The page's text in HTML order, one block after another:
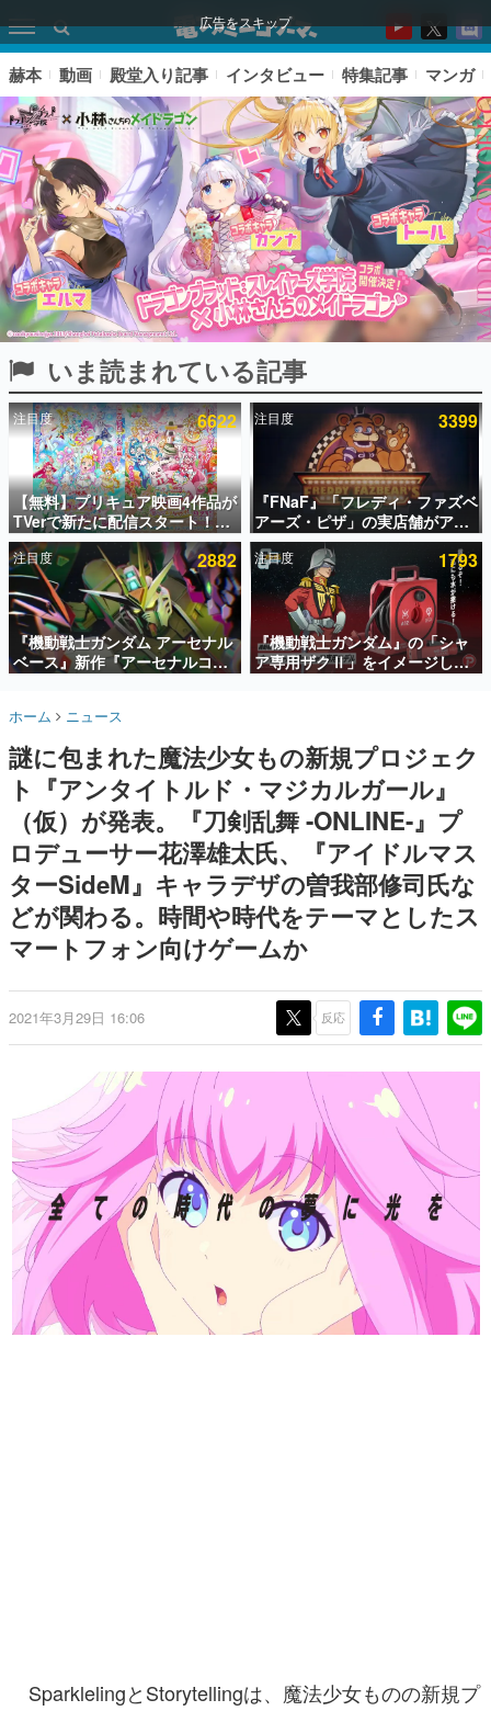
広告をスキップ
ピックアップ
電ファミのいま読まれている記事ランキング
アプリセール情報
インタビュー
連載・特集一覧
殿堂入り記事
SNS拡散数が数千以上！ ページビュー数万以上！ などな
ど。多くの人々に読まれた、電ファミ渾身の“殿堂入り”記
事をまとめました。
名作ゲームクリエイターの方々に製作時のエピソードをお
きます。
赫本
この物語を解いてはいけない。『赫本』は、〈試験問題〉
の形をした短編ホラー小説集です。
新世代に訊く
これからのデジタルゲーム市場を担う若きクリエイター達
の姿を追い、彼らのルーツと情熱を探っていきます。
ゲーム世代の作家たち
日本のコンテンツ産業やカルチャーに与えた影響を探る企
画です。
日本のモバイルゲーム史における主要なトピック・タイト
ルを網羅するほか、開発者へのインタビューや識者による
解説を掲載。約20年の歴史が一望できる決定版！
若ゲのいたり〜ゲームクリエイターの青春〜
『うつヌケ』『ペンと箸』等で知られるマンガ家・田中圭
一先生によるゲーム業界レポートマンガです。
なんでゲームは面白い？
ゲーム開発者・hamatsu氏がゲームの魅力を画面や操作の
具体的な形から解き明かしていく、硬派で骨太な評論連載
です。
ゲームが変えた日本語
「経験値」「裏技」「ラスボス」… ゲームにまつわる言葉
電ファミニコゲーマーとは？
赫本 動画 殿堂入り記事 インタビュー 特集記事 マンガ
いま読まれている記事
注目度 6622
【無料】プリキュア映画4作品が
TVerで新たに配信スタート！な
んと2018年～2024年の映画ほぼ
すべてが見放題に、ぶっちゃけ
ありえないラインナップ
注目度 3399
『FNaF』「フレディ・ファズベ
アーズ・ピザ」の実店舗がアメ
リカの商業施設「American
Dream」に2027年オープン！
ScottGamesとの共同開発、食
事だけでなくステージショーや
没入型のホラー体験も楽しめる
注目度 2882
『機動戦士ガンダム アーセナル
ベース』新作『アーセナルコマ
ンダー』発表！8月28日からオ
年2月下旬に稼働予定
注目度 1793
『機動戦士ガンダム』の「シャ
ア専用ザクⅡ」をイメージした
散水ホースリールが予約開始。
ム、型式番号などを配置
ホーム ニュース
謎に包まれた魔法少女もの新規プロジェク
ト『アンタイトルド・マジカルガール』
（仮）が発表。『刀剣乱舞 -ONLINE-』プ
ロデューサー花澤雄太氏、『アイドルマス
ターSideM』キャラデザの曽我部修司氏な
どが関わる。時間や時代をテーマとしたス
マートフォン向けゲームか
2021年3月29日 16:06 反応
SparklelingとStorytellingは、魔法少女ものの新規プ